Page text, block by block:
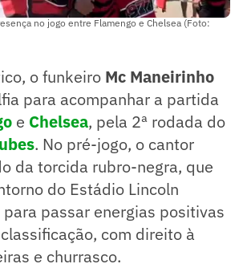
no jogo entre Flamengo e Chelsea (Foto:
o funkeiro Mc Maneirinho
para acompanhar a partida
e Chelsea, pela 2ª rodada do
. No pré-jogo, o cantor
da torcida rubro-negra, que
do Estádio Lincoln
passar energias positivas
com direito à
e churrasco.